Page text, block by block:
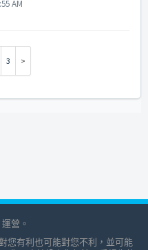
AM
3
營。
您有利也可能對您不利，並可能